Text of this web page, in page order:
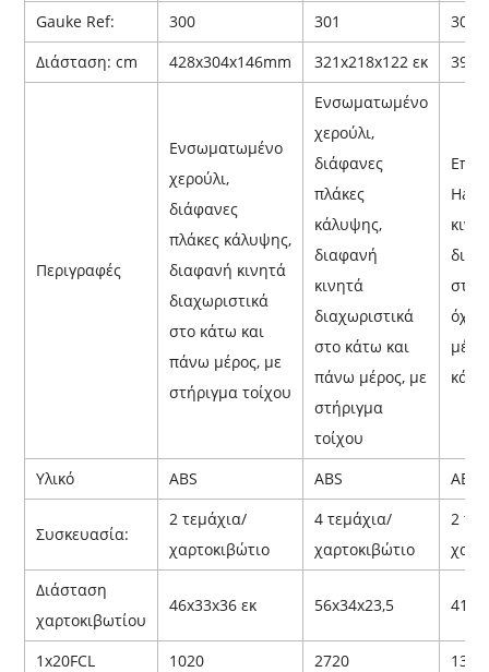
Gauke Ref: 300 301
302
Διάσταση: cm
428x304x146mm 321x218x122 εκ
Περιγραφές
Ενσωματωμένο
χερούλι,
διάφανες
πλάκες κάλυψης,
διαφανή κινητά
διαχωριστικά
στο κάτω και
πάνω μέρος, με
στήριγμα τοίχου
Ενσωματωμένο
χερούλι,
διάφανες
πλάκες
κάλυψης,
διαφανή
κινητά
διαχωριστικά
στο κάτω και
πάνω μέρος, με
στήριγμα
τοίχου
στο
όχι
Υλικό ABS ABS ABS
Συσκευασία:
2 τεμάχια/
χαρτοκιβώτιο
4 τεμάχια/
χαρτοκιβώτιο
2
Διάσταση
χαρτοκιβωτίου
46x33x36 εκ 56x34x23,5
1x20FCL 1020 2720
1372